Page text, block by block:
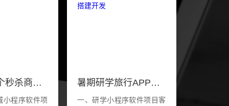
怎么做一个秒杀商城小程序软件
小程序软件项
暑期研学旅行APP小程序搭建开发
一、研学小程序软件项目客